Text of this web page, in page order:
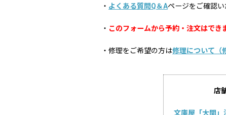
・ よくある質問Q＆Aページをご確認い
・ このフォームから予約・注文はでき
・修理をご希望の方は修理について（
店
文庫屋「大関」